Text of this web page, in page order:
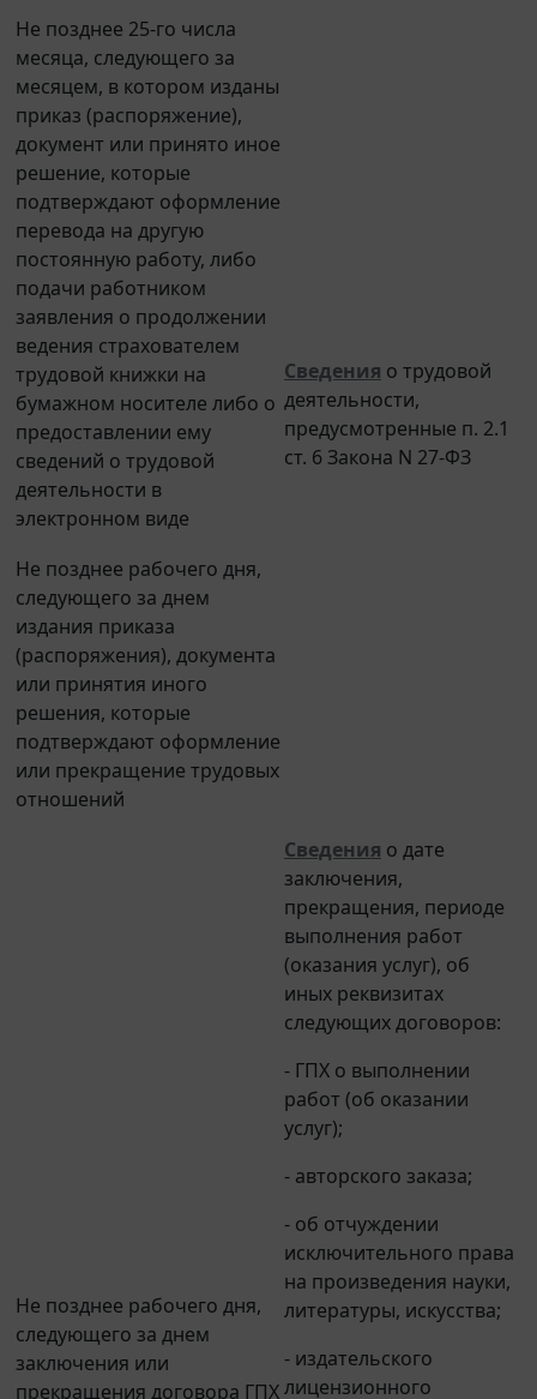
Не позднее 25-го числа
месяца, следующего за
месяцем, в котором изданы
приказ (распоряжение),
документ или принято иное
решение, которые
подтверждают оформление
перевода на другую
постоянную работу, либо
подачи работником
заявления о продолжении
ведения страхователем
трудовой книжки на
бумажном носителе либо о
предоставлении ему
сведений о трудовой
деятельности в
электронном виде
Сведения
о трудовой
деятельности,
предусмотренные п. 2.1
ст. 6 Закона N 27-ФЗ
Не позднее рабочего дня,
следующего за днем
издания приказа
(распоряжения), документа
или принятия иного
решения, которые
подтверждают оформление
или прекращение трудовых
отношений
Не позднее рабочего дня,
следующего за днем
заключения или
прекращения договора ГПХ
Сведения
заключения,
прекращения, периоде
выполнения работ
(оказания услуг), об
иных реквизитах
следующих договоров:
- ГПХ о выполнении
работ (об оказании
услуг);
- об отчуждении
исключительного права
на произведения науки,
литературы, искусства;
лицензионного